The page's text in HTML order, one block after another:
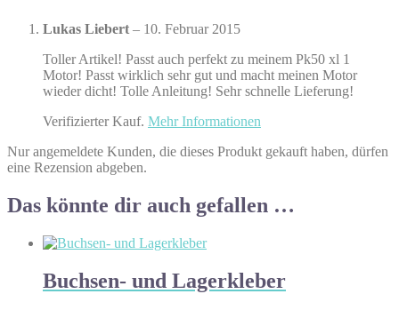
Lukas Liebert – 10. Februar 2015
Toller Artikel! Passt auch perfekt zu meinem Pk50 xl 1
Motor! Passt wirklich sehr gut und macht meinen Motor
wieder dicht! Tolle Anleitung! Sehr schnelle Lieferung!
Verifizierter Kauf. Mehr Informationen
Nur angemeldete Kunden, die dieses Produkt gekauft haben, dürfen
eine Rezension abgeben.
Das könnte dir auch gefallen …
Buchsen- und Lagerkleber